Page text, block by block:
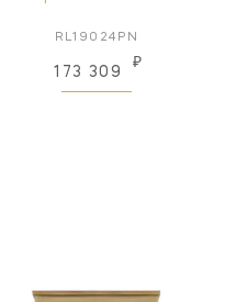
RL19024PN
173 309
₽